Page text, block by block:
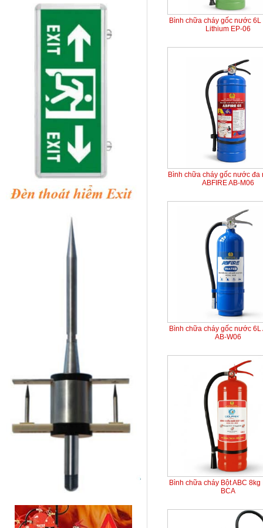
Bình chữa cháy gốc nước 6L
Lithium EP-06
Bình chữa cháy gốc nước đa
ABFIRE AB-M06
Bình chữa cháy gốc nước 6L
AB-W06
Bình chữa cháy Bột ABC
BCA